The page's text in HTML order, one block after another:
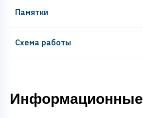
Памятки
Схема работы
Информационные